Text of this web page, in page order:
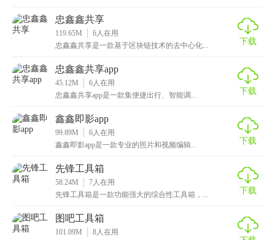
忠鑫鑫共享
119.65M 6 人在用
忠鑫鑫共享是一款基于区块链技术的去中心化...
下载
忠鑫鑫共享app
45.12M 6 人在用
忠鑫鑫共享app是一款集便捷出行、智能调...
下载
鑫鑫即影app
99.89M 6 人在用
鑫鑫即影app是一款专业的照片和视频编辑...
下载
先锋工具箱
58.24M 7 人在用
先锋工具箱是一款功能强大的综合性工具箱，...
下载
图吧工具箱
101.09M 8 人在用